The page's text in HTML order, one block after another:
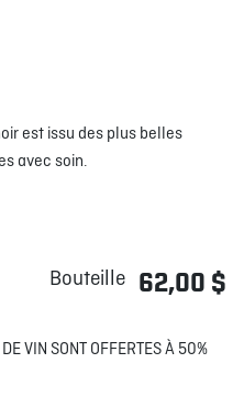
est issu des plus belles
avec soin.
Bouteille 62,00 $
VIN SONT OFFERTES À 50%